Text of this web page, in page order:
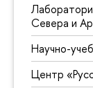
Севера и
Научно-
Центр